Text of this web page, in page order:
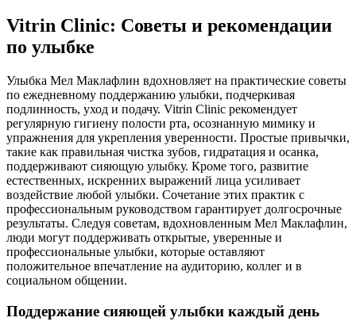
Vitrin Clinic: Советы и рекомендации
по улыбке
Улыбка Мел Маклафлин вдохновляет на практические советы
по ежедневному поддержанию улыбки, подчеркивая
подлинность, уход и подачу. Vitrin Clinic рекомендует
регулярную гигиену полости рта, осознанную мимику и
упражнения для укрепления уверенности. Простые привычки,
такие как правильная чистка зубов, гидратация и осанка,
поддерживают сияющую улыбку. Кроме того, развитие
естественных, искренних выражений лица усиливает
воздействие любой улыбки. Сочетание этих практик с
профессиональным руководством гарантирует долгосрочные
результаты. Следуя советам, вдохновленным Мел Маклафлин,
люди могут поддерживать открытые, уверенные и
профессиональные улыбки, которые оставляют
положительное впечатление на аудиторию, коллег и в
социальном общении.
Поддержание сияющей улыбки каждый день